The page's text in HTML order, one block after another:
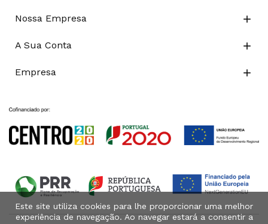
Nossa Empresa 
A Sua Conta 
Empresa 
Este site utiliza cookies para lhe proporcionar uma melhor
experiência de navegação. Ao navegar estará a consentir a